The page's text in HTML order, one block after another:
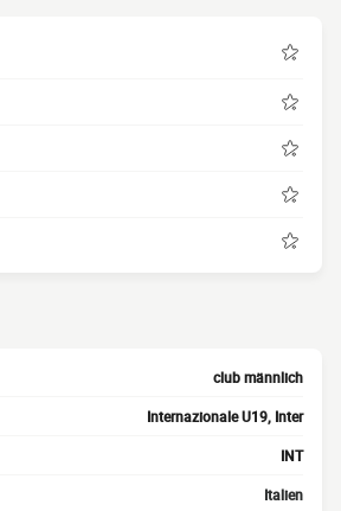
club männlich
Internazionale U19, Inter
INT
Italien